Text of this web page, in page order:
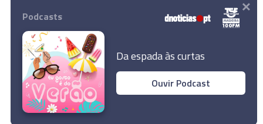
Reino Unido preocupado com eventual
envenenamento de Abramovich
Ler Artigo
Download App
© 2022 Empresa Diário de Notícias, Lda. Todos os direitos
reservados.
Podcasts
Da espada às curtas
Ouvir Podcast